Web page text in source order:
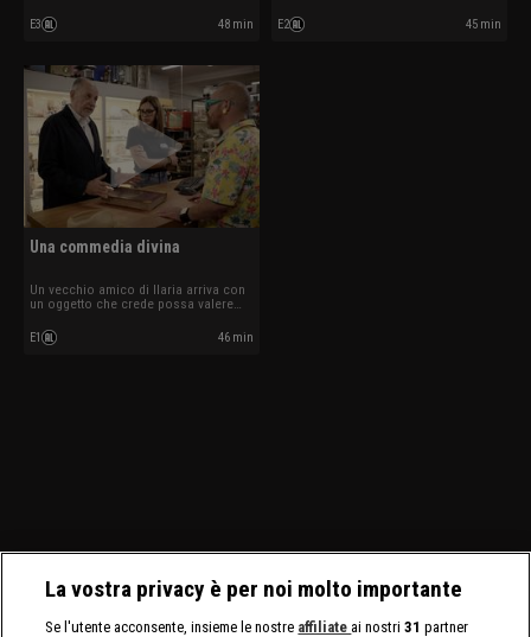
recluta.
E3 48 min E2 45 min
Una commedia divina
Un vecchio amico di Ilaria arriva con
un oggetto che crede possa valere
E1 46 min
La vostra privacy è per noi molto importante
Se l'utente acconsente, insieme le nostre affiliate ai nostri31 partner